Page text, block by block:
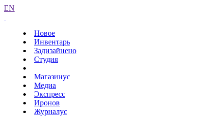
EN
Новое
Инвентарь
Задизайнено
Студия
Магазинус
Медиа
Экспресс
Иронов
Журналус